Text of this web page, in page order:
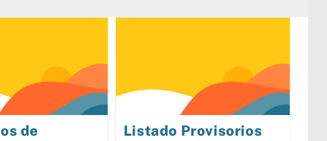
de
Listado Provisorios